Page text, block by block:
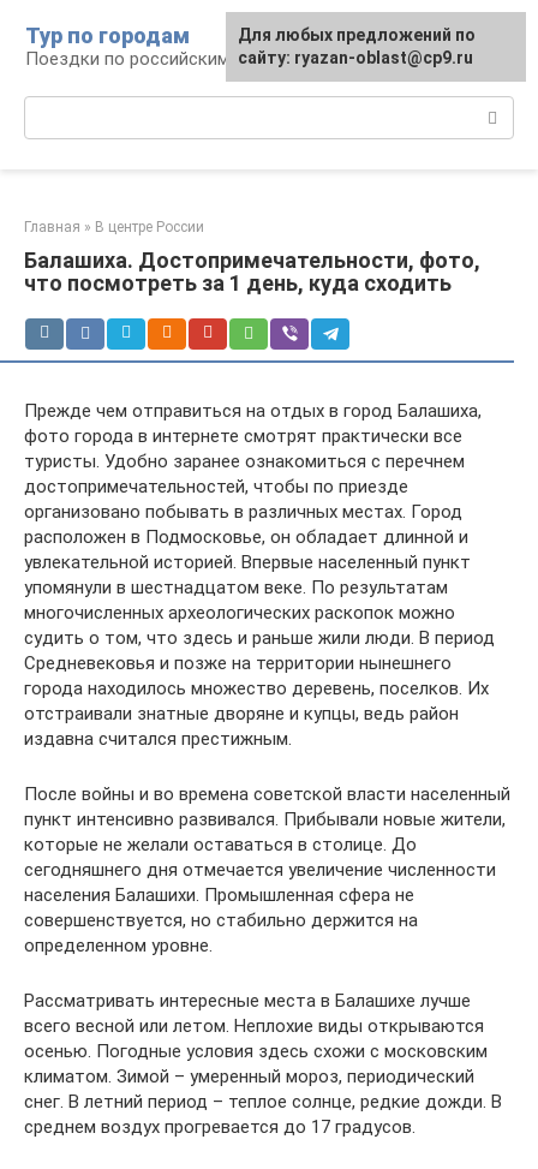
контенту
Тур по городам
Поездки по российским городам
Главная » В центре России
Балашиха. Достопримечательности, фото,
что посмотреть за 1 день, куда сходить
Прежде чем отправиться на отдых в город Балашиха,
фото города в интернете смотрят практически все
туристы. Удобно заранее ознакомиться с перечнем
достопримечательностей, чтобы по приезде
организовано побывать в различных местах. Город
расположен в Подмосковье, он обладает длинной и
увлекательной историей. Впервые населенный пункт
упомянули в шестнадцатом веке. По результатам
многочисленных археологических раскопок можно
судить о том, что здесь и раньше жили люди. В период
Средневековья и позже на территории нынешнего
города находилось множество деревень, поселков. Их
отстраивали знатные дворяне и купцы, ведь район
издавна считался престижным.
После войны и во времена советской власти населенный
пункт интенсивно развивался. Прибывали новые жители,
которые не желали оставаться в столице. До
сегодняшнего дня отмечается увеличение численности
населения Балашихи. Промышленная сфера не
совершенствуется, но стабильно держится на
определенном уровне.
Рассматривать интересные места в Балашихе лучше
всего весной или летом. Неплохие виды открываются
осенью. Погодные условия здесь схожи с московским
климатом. Зимой – умеренный мороз, периодический
снег. В летний период – теплое солнце, редкие дожди. В
среднем воздух прогревается до 17 градусов.
Для любых предложений по
сайту: ryazan-oblast@cp9.ru